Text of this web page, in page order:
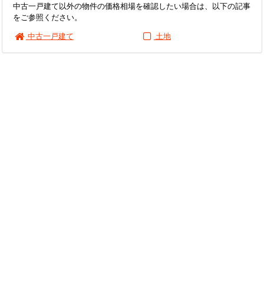
中古一戸建て以外の物件の価格相場を確認したい場合は、以下の記事
をご参照ください。
中古一戸建て
土地